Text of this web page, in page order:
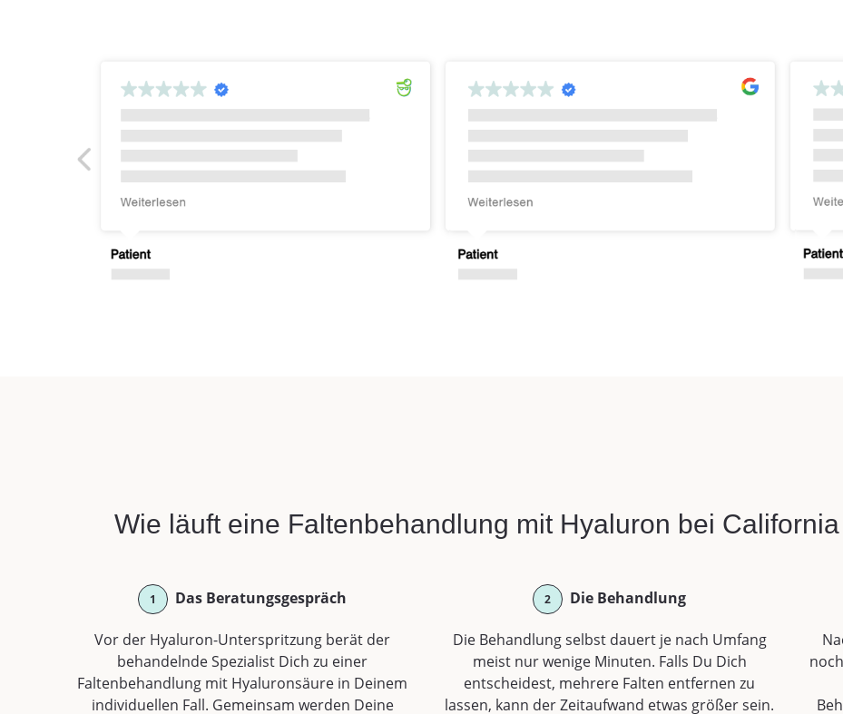
Wie läuft eine Faltenbehandlung mit Hyaluron bei
1 Das Beratungsgespräch
Vor der Hyaluron-Unterspritzung berät der
behandelnde Spezialist Dich zu einer
Faltenbehandlung mit Hyaluronsäure in Deinem
individuellen Fall. Gemeinsam werden Deine
2 Die Behandlung
Die Behandlung selbst dauert je nach Umfang
meist nur wenige Minuten. Falls Du Dich
entscheidest, mehrere Falten entfernen zu
lassen, kann der Zeitaufwand etwas größer sein.